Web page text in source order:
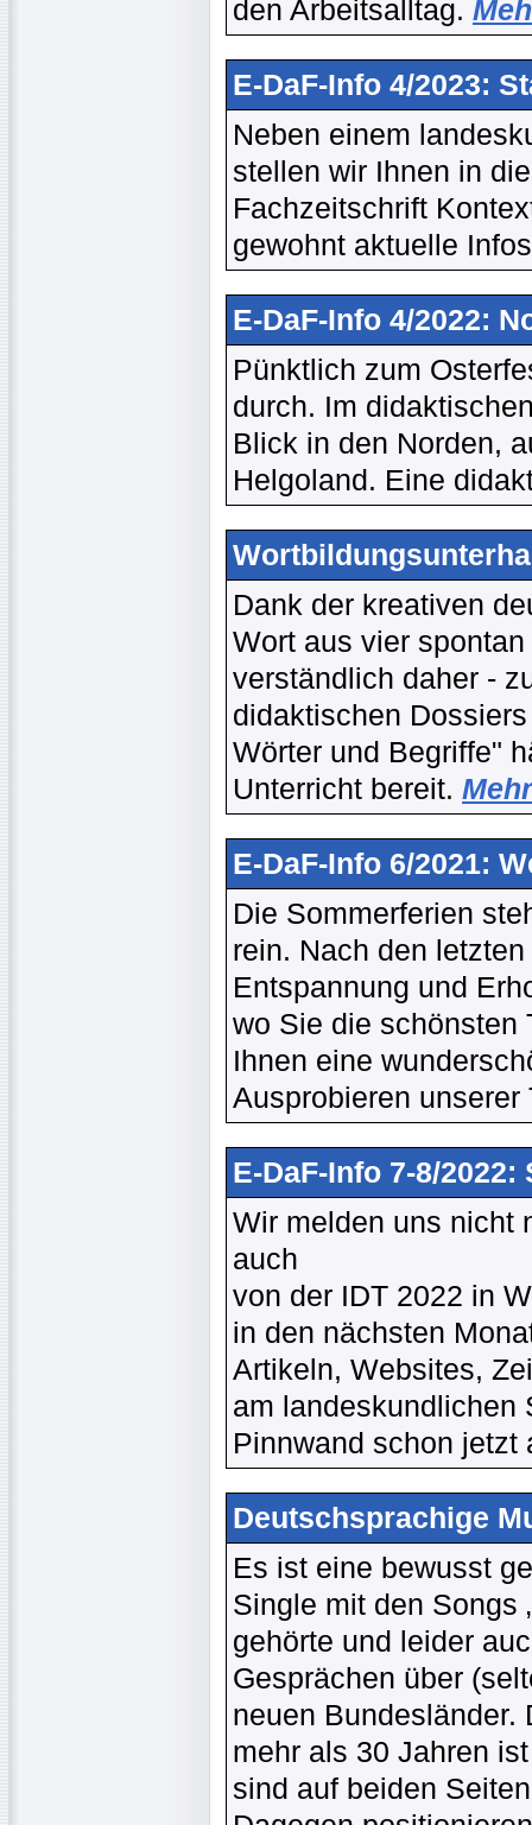
den Arbeitsalltag.
E-DaF-Info 4/2023:
Neben einem
stellen wir Ihnen in
Fachzeitschrift
gewohnt aktuelle
E-DaF-Info 4/2022:
Pünktlich zum
durch. Im
Blick in den Norden,
Helgoland. Eine
Dank der kreativen
Wort aus vier
verständlich daher -
didaktischen
Wörter und Begriffe"
Unterricht bereit.
E-DaF-Info 6/2021:
Die Sommerferien
rein. Nach den
Entspannung und
wo Sie die schönsten
Ihnen eine
Ausprobieren
E-DaF-Info 7-8/
Wir melden uns nicht
auch
von der IDT 2022 in
in den nächsten
Artikeln, Websites,
am landeskundlichen
Pinnwand schon
Deutschsprachige
Es ist eine bewusst
Single mit den Songs
gehörte und leider
Gesprächen über
neuen Bundesländer.
mehr als 30 Jahren
sind auf beiden